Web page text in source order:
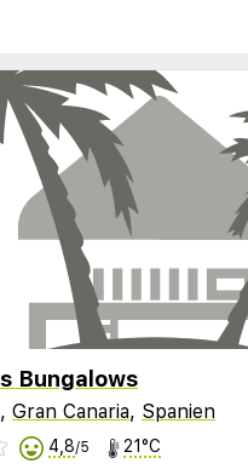
Bungalows
, Gran Canaria, Spanien
4,8/5 21°C